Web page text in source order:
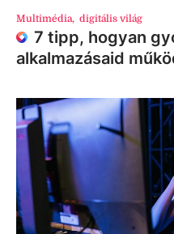
Multimédia, digitális világ
7 tipp, hogyan
alkalmazásaid